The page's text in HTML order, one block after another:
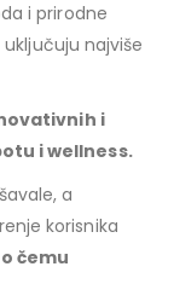
i prirodne
najviše
i
i wellness.
a
korisnika
čemu